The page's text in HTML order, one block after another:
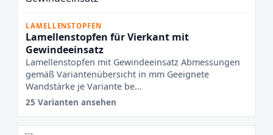
LAMELLENSTOPFEN
Lamellenstopfen für Vierkant mit
Gewindeeinsatz
Lamellenstopfen mit Gewindeeinsatz Abmessungen
gemäß Variantenübersicht in mm Geeignete
Wandstärke je Variante be...
25 Varianten ansehen